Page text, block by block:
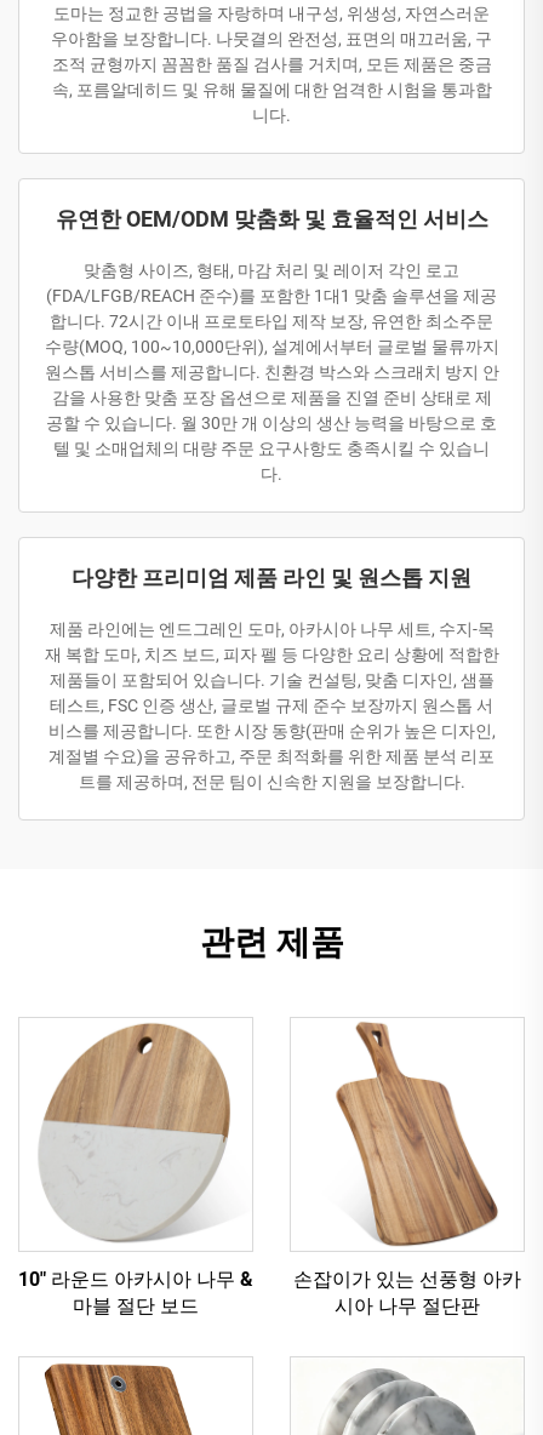
도마는 정교한 공법을 자랑하며 내구성, 위생성, 자연스러운
우아함을 보장합니다. 나뭇결의 완전성, 표면의 매끄러움, 구
조적 균형까지 꼼꼼한 품질 검사를 거치며, 모든 제품은 중금
속, 포름알데히드 및 유해 물질에 대한 엄격한 시험을 통과합
니다.
유연한 OEM/ODM 맞춤화 및 효율적인 서비스
맞춤형 사이즈, 형태, 마감 처리 및 레이저 각인 로고
(FDA/LFGB/REACH 준수)를 포함한 1대1 맞춤 솔루션을 제공
합니다. 72시간 이내 프로토타입 제작 보장, 유연한 최소주문
수량(MOQ, 100~10,000단위), 설계에서부터 글로벌 물류까지
원스톱 서비스를 제공합니다. 친환경 박스와 스크래치 방지 안
감을 사용한 맞춤 포장 옵션으로 제품을 진열 준비 상태로 제
공할 수 있습니다. 월 30만 개 이상의 생산 능력을 바탕으로 호
텔 및 소매업체의 대량 주문 요구사항도 충족시킬 수 있습니
다.
다양한 프리미엄 제품 라인 및 원스톱 지원
제품 라인에는 엔드그레인 도마, 아카시아 나무 세트, 수지-목
재 복합 도마, 치즈 보드, 피자 펠 등 다양한 요리 상황에 적합한
제품들이 포함되어 있습니다. 기술 컨설팅, 맞춤 디자인, 샘플
테스트, FSC 인증 생산, 글로벌 규제 준수 보장까지 원스톱 서
비스를 제공합니다. 또한 시장 동향(판매 순위가 높은 디자인,
계절별 수요)을 공유하고, 주문 최적화를 위한 제품 분석 리포
트를 제공하며, 전문 팀이 신속한 지원을 보장합니다.
관련 제품
10" 라운드 아카시아 나무 &
마블 절단 보드
손잡이가 있는 선풍형 아카
시아 나무 절단판